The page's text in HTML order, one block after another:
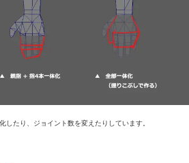
たり、ジョイント数を変えたりしています。